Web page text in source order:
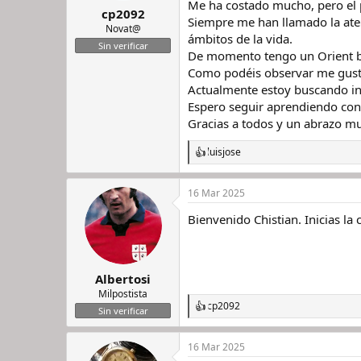
e
l
n
i
c
i
cp2092
Novat@
Sin verificar
Me ha costado mucho, pero
Siempre me han llamado la
ámbitos de la vida.
De momento tengo un Orient
Como podéis observar me
Actualmente estoy buscando
Espero seguir aprendiendo
Gracias a todos y un abrazo
R
e
a
c
i
luisjose
Albertosi
Milpostista
Sin verificar
16 Mar 2025
Bienvenido Chistian. Inicias la
R
e
a
c
cp2092
16 Mar 2025